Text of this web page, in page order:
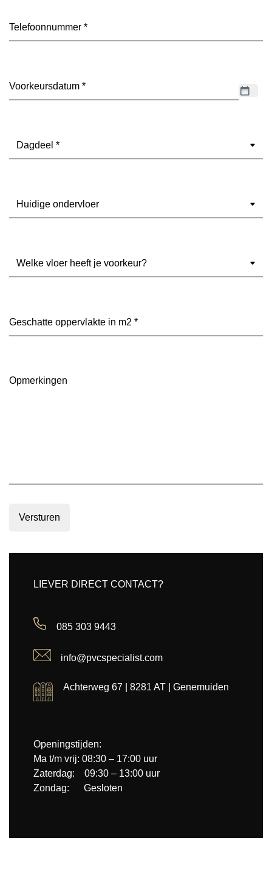
Opmerkingen
Versturen
LIEVER DIRECT CONTACT?
085 303 9443
info@pvcspecialist.com
Achterweg 67 | 8281 AT | Genemuiden
Openingstijden:
Ma t/m vrij: 08:30 – 17:00 uur
Zaterdag: 09:30 – 13:00 uur
Zondag: Gesloten